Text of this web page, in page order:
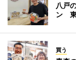
八戸
ン 東
買う